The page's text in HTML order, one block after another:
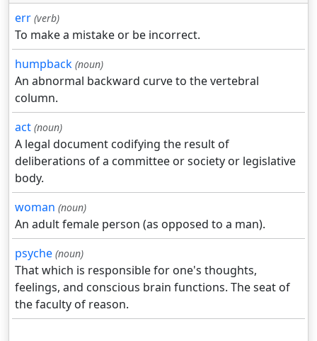
err (verb)
To make a mistake or be incorrect.
humpback (noun)
An abnormal backward curve to the vertebral
column.
act (noun)
A legal document codifying the result of
deliberations of a committee or society or legislative
body.
woman (noun)
An adult female person (as opposed to a man).
psyche (noun)
That which is responsible for one's thoughts,
feelings, and conscious brain functions. The seat of
the faculty of reason.